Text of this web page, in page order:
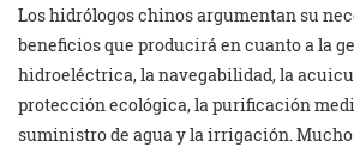
Los hidrólogos chinos argumentan su
beneficios que producirá en cuanto a la
hidroeléctrica, la navegabilidad, la
protección ecológica, la purificación
suministro de agua y la irrigación.